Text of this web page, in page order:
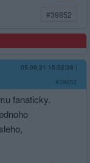
#39852
05.09.21 15:52:38 |
#39852
fanaticky.